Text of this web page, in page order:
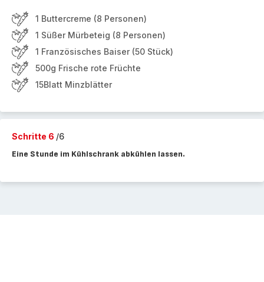
1 Buttercreme (8 Personen)
1 Süßer Mürbeteig (8 Personen)
1 Französisches Baiser (50 Stück)
500g Frische rote Früchte
15Blatt Minzblätter
Schritte 6 /6
Eine Stunde im Kühlschrank abkühlen lassen.